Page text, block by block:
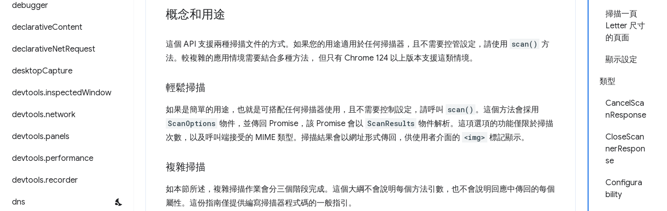
debugger
declarativeContent
declarativeNetRequest
desktopCapture
devtools.inspectedWindow
devtools.network
devtools.panels
devtools.performance
devtools.recorder
dns
掃描一頁
Letter 尺寸
的頁面
顯示設定
類型
CancelSca
nResponse
CloseScan
nerRespon
se
Configura
bility
概念和用途
這個 API 支援兩種掃描文件的方式。如果您的用途適用於任何掃描器，且不需要控管設定，請使用 scan() 方
法。較複雜的應用情境需要結合多種方法， 但只有 Chrome 124 以上版本支援這類情境。
輕鬆掃描
如果是簡單的用途，也就是可搭配任何掃描器使用，且不需要控制設定，請呼叫 scan() 。這個方法會採用
ScanOptions 物件，並傳回 Promise，該 Promise 會以 ScanResults 物件解析。這項選項的功能僅限於掃描
次數，以及呼叫端接受的 MIME 類型。掃描結果會以網址形式傳回，供使用者介面的 <img> 標記顯示。
複雜掃描
如本節所述，複雜掃描作業會分三個階段完成。這個大綱不會說明每個方法引數，也不會說明回應中傳回的每個
屬性。這份指南僅提供編寫掃描器程式碼的一般指引。